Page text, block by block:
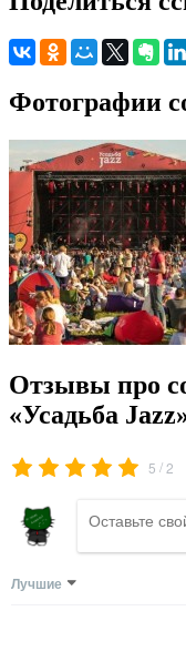
Фотографии
Отзывы про
«Усадьба
5 /2
Лучшие